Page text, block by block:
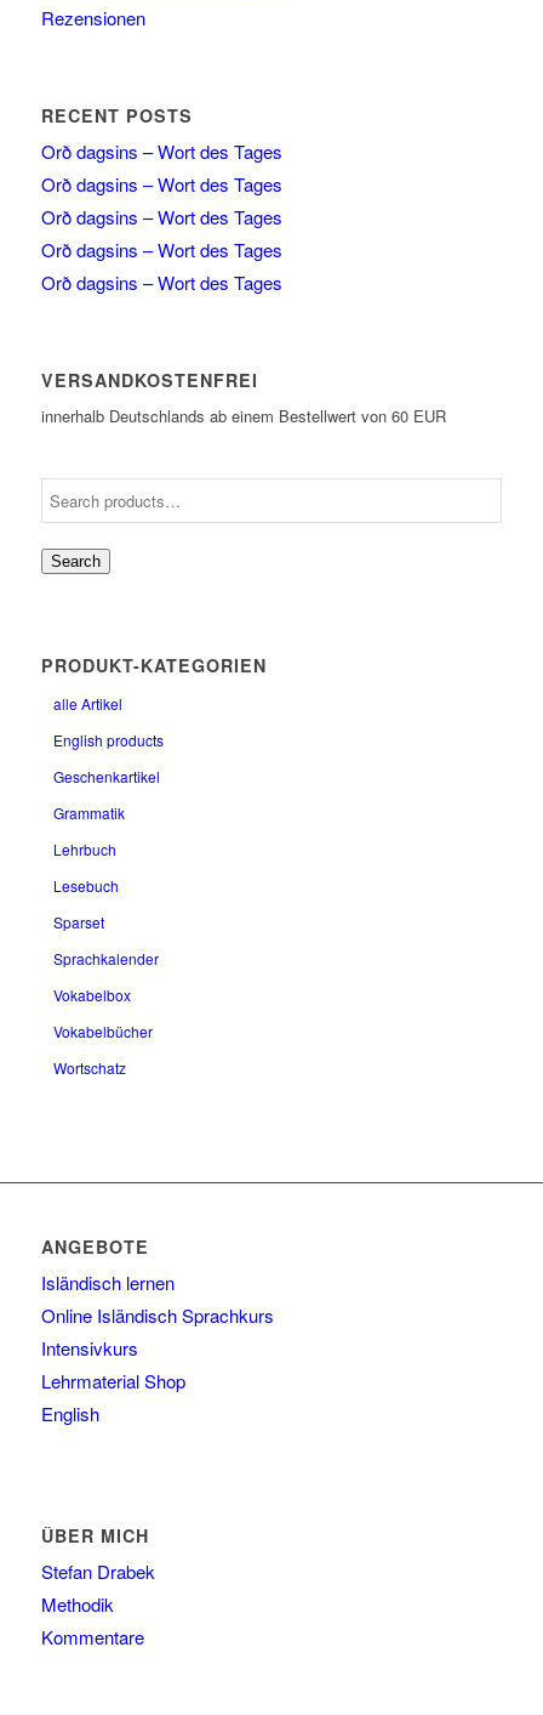
Rezensionen
RECENT POSTS
Orð dagsins – Wort des Tages
Orð dagsins – Wort des Tages
Orð dagsins – Wort des Tages
Orð dagsins – Wort des Tages
Orð dagsins – Wort des Tages
VERSANDKOSTENFREI
innerhalb Deutschlands ab einem Bestellwert von 60 EUR
Search
PRODUKT-KATEGORIEN
alle Artikel
English products
Geschenkartikel
Grammatik
Lehrbuch
Lesebuch
Sparset
Sprachkalender
Vokabelbox
Vokabelbücher
Wortschatz
ANGEBOTE
Isländisch lernen
Online Isländisch Sprachkurs
Intensivkurs
Lehrmaterial Shop
English
ÜBER MICH
Stefan Drabek
Methodik
Kommentare